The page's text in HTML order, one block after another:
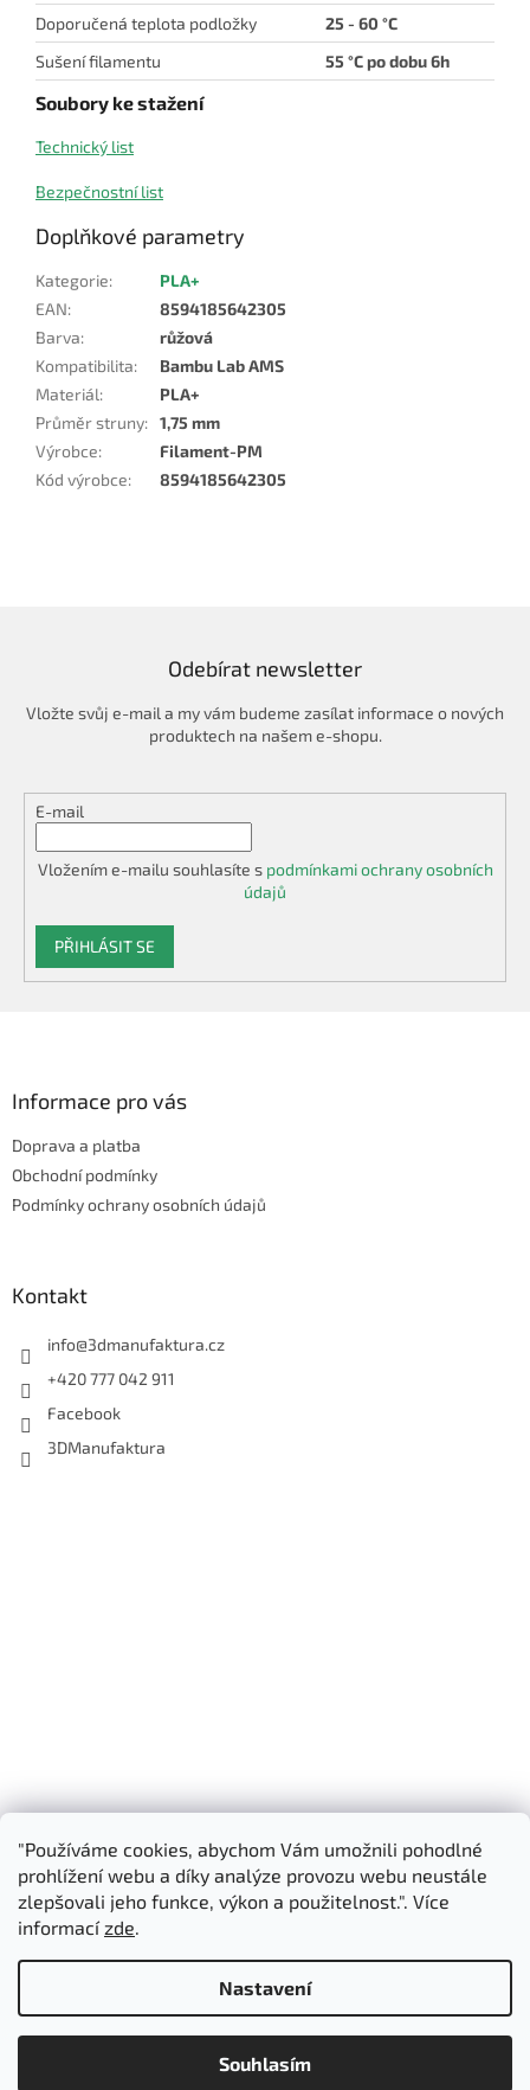
"Používáme cookies, abychom Vám umožnili pohodlné
prohlížení webu a díky analýze provozu webu neustále
zlepšovali jeho funkce, výkon a použitelnost.". Více
informacízde.
Nastavení
Souhlasím
Doporučená teplota podložky
25 - 60 °C
Sušení filamentu
55 °C po dobu 6h
Soubory ke stažení
Technický list
Bezpečnostní list
Doplňkové parametry
Kategorie:
PLA+
EAN:
8594185642305
Barva:
růžová
Kompatibilita:
Bambu Lab AMS
Materiál:
PLA+
Průměr struny: 1,75 mm
Výrobce:
Filament-PM
Kód výrobce: 8594185642305
Odebírat newsletter
Vložte svůj e-mail a my vám budeme zasílat informace o nových
produktech na našem e-shopu.
E-mail
Vložením e-mailu souhlasíte s podmínkami ochrany osobních
údajů
PŘIHLÁSIT SE
Informace pro vás
Doprava a platba
Obchodní podmínky
Podmínky ochrany osobních údajů
Kontakt
info@3dmanufaktura.cz
+420 777 042 911
Facebook
3DManufaktura
Shoptet.cz 3D Manufaktura s.r.o.
Upravit nastavení cookies